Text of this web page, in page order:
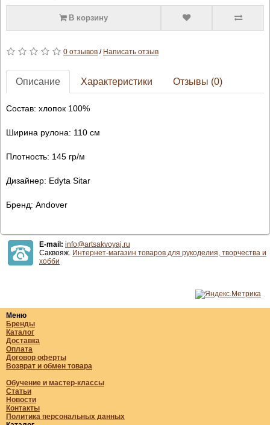
В корзину
0 отзывов/ Написать отзыв
Описание Характеристики Отзывы (0)
Состав: хлопок 100%
Ширина рулона: 110 см
Плотность: 145 гр/м
Дизайнер: Edyta Sitar
Бренд: Andover
E-mail: info@artsakvoyaj.ru
Саквояж. Интернет-магазин товаров для рукоделия, творчества и
хобби
Меню
Бренды
Каталог
Доставка
Оплата
Договор оферты
Возврат и обмен товара
Обучение и мастер-классы
Статьи
Новости
Контакты
Политика персональных данных